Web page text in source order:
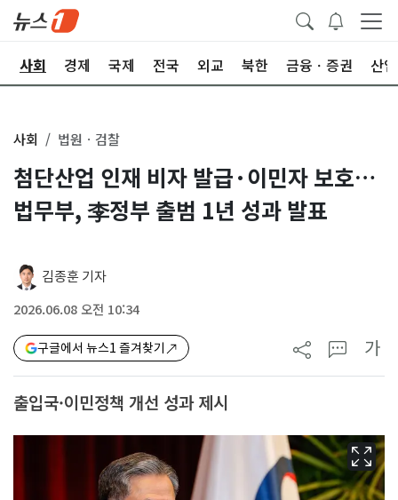
사회 경제 국제 전국 외교 북한 금융ㆍ증권 산업
사회 법원ㆍ검찰
첨단산업 인재 비자 발급·이민자 보호…
법무부, 李정부 출범 1년 성과 발표
김종훈 기자
2026.06.08 오전 10:34
구글에서 뉴스1 즐겨찾기 가
출입국·이민정책 개선 성과 제시